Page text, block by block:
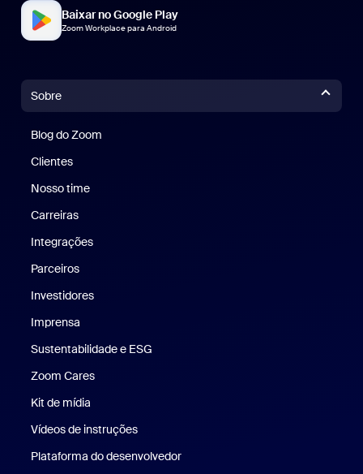
Baixar no Google Play
Zoom Workplace para Android
Sobre
Blog do Zoom
Clientes
Nosso time
Carreiras
Integrações
Parceiros
Investidores
Imprensa
Sustentabilidade e ESG
Zoom Cares
Kit de mídia
Vídeos de instruções
Plataforma do desenvolvedor